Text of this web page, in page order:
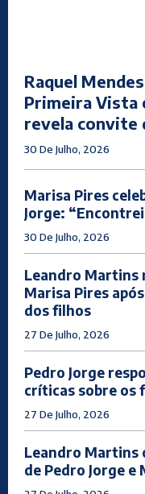
Raquel
Primeira Vista
revela convite
30 De Julho, 2026
Marisa Pires
Jorge:
30 De Julho, 2026
Leandro Martins
Marisa Pires
dos filhos
27 De Julho, 2026
Pedro Jorge
críticas sobre os
27 De Julho, 2026
Leandro Martins
de Pedro Jorge e